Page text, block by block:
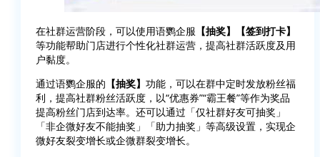
在社群运营阶段，可以使用语鹦企服 【抽奖】【签到打卡】
等功能帮助门店进行个性化社群运营，提高社群活跃度及用
户黏度。
通过语鹦企服的 【抽奖】 功能，可以在群中定时发放粉丝福
利，提高社群粉丝活跃度，以“优惠券”“霸王餐”等作为奖品
提高粉丝门店到达率。还可以通过「仅社群好友可抽奖」
「非企微好友不能抽奖」「助力抽奖」等高级设置，实现企
微好友裂变增长或企微群裂变增长。